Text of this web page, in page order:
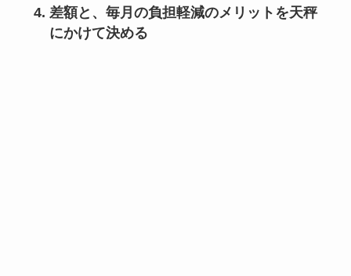
差額と、毎月の負担軽減のメリットを天秤
にかけて決める